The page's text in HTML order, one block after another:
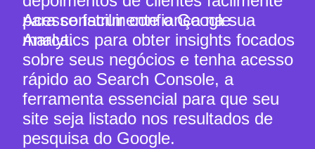
para construir confiança na sua
marca.
Acesse facilmente o Google
Analytics para obter insights focados
sobre seus negócios e tenha acesso
rápido ao Search Console, a
ferramenta essencial para que seu
site seja listado nos resultados de
pesquisa do Google.